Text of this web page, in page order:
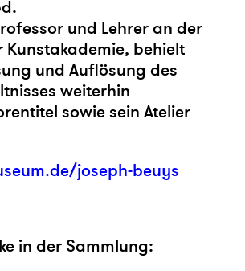
und Lehrer an der
Kunstakademie, behielt
und Auflösung des
weiterhin
sowie sein Atelier
joseph-beuys
in der Sammlung: